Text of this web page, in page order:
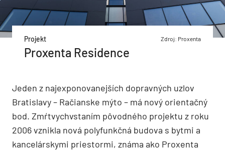
Projekt Zdroj: Proxenta
Proxenta Residence
Jeden z najexponovanejších dopravných uzlov
Bratislavy – Račianske mýto – má nový orientačný
bod. Zmŕtvychvstaním pôvodného projektu z roku
2006 vznikla nová polyfunkčná budova s bytmi a
kancelárskymi priestormi, známa ako Proxenta